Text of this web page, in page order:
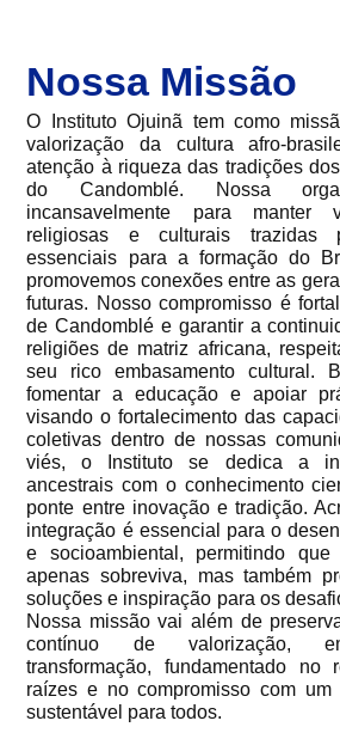
Nossa Missão
O Instituto Ojuinã tem como
valorização da cultura afro-
atenção à riqueza das tradições
do Candomblé. Nossa
incansavelmente para manter
religiosas e culturais trazidas
essenciais para a formação do
promovemos conexões entre as
futuras. Nosso compromisso é
de Candomblé e garantir a
religiões de matriz africana,
seu rico embasamento cultural.
fomentar a educação e apoiar
visando o fortalecimento das
coletivas dentro de nossas
viés, o Instituto se dedica a
ancestrais com o conhecimento
ponte entre inovação e tradição.
integração é essencial para o
e socioambiental, permitindo
apenas sobreviva, mas também
soluções e inspiração para os
Nossa missão vai além de
contínuo de valorização,
transformação, fundamentado no
raízes e no compromisso com
sustentável para todos.